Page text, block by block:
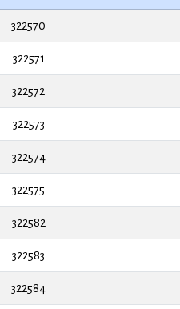
322570
322571
322572
322573
322574
322575
322582
322583
322584